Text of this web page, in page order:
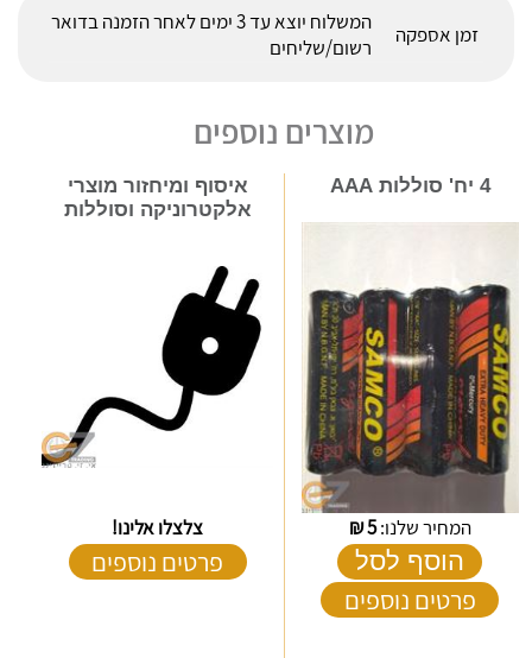
זמן אספקה
המשלוח יוצא עד 3 ימים לאחר הזמנה בדואר
רשום/שליחים
מוצרים נוספים
4 יח' סוללות AAA
המחיר שלנו:5
₪
הוסף לסל
פרטים נוספים
איסוף ומיחזור מוצרי
אלקטרוניקה וסוללות
צלצלו אלינו!
פרטים נוספים